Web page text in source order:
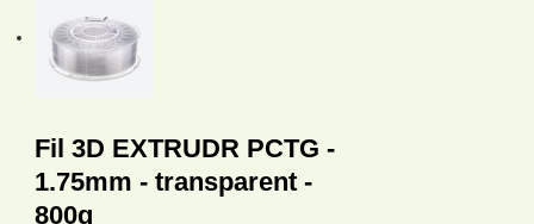
Fil 3D EXTRUDR PCTG -
1.75mm - transparent -
800g